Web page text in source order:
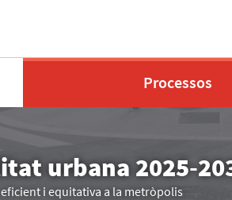
Processos
urbana 2025-
i equitativa a la metròpolis